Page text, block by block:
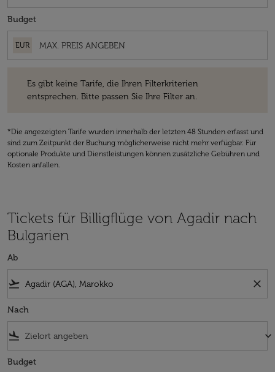
Budget
EUR
Es gibt keine Tarife, die Ihren Filterkriterien
entsprechen. Bitte passen Sie Ihre Filter an.
*Die angezeigten Tarife wurden innerhalb der letzten 48 Stunden erfasst und
sind zum Zeitpunkt der Buchung möglicherweise nicht mehr verfügbar. Für
optionale Produkte und Dienstleistungen können zusätzliche Gebühren und
Kosten anfallen.
Tickets für Billigflüge von Agadir nach
Bulgarien
Ab
flight_takeoff close
Nach
flight_land keyboard_arrow_down
Budget